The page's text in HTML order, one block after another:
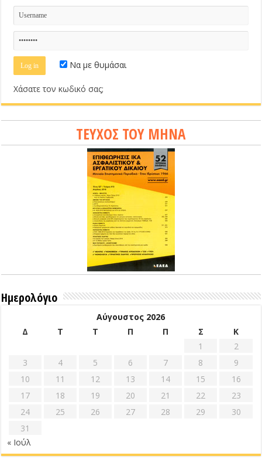
Να με θυμάσαι
Χάσατε τον κωδικό σας;
ΤΕΥΧΟΣ ΤΟΥ ΜΗΝΑ
Ημερολόγιο
Αύγουστος 2026
Δ
Τ Τ Π Π Σ
Κ
1
2
3
4 5 6 7 8
9
10
11 12 13 14 15
16
17
18 19 20 21 22
23
24
25 26 27 28 29
30
31
« Ιούλ